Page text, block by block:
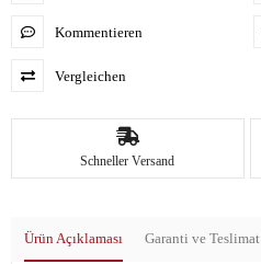
Kommentieren
Vergleichen
Schneller Versand
Ürün Açıklaması Garanti ve Teslimat